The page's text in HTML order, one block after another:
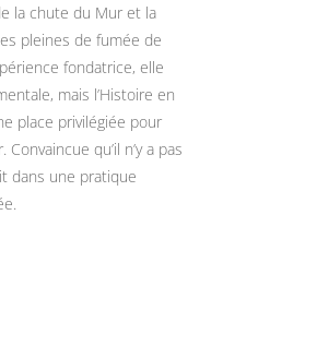
la chute du Mur et la
pleines de fumée de
fondatrice, elle
mais l’Histoire en
place privilégiée pour
qu’il n’y a pas
dans une pratique